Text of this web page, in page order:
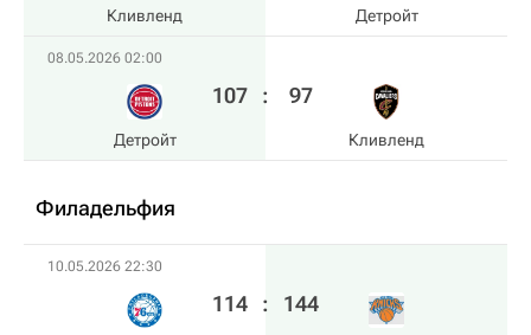
Кливленд Детройт
08.05.2026 02:00
Детройт
107 : 97
Кливленд
Филадельфия
10.05.2026 22:30
114 : 144